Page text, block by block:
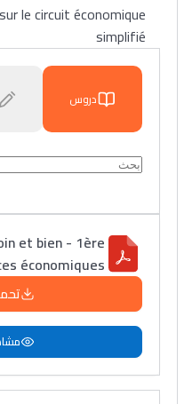
le circuit économique
simplifié
دروس
et bien - 1ère
économiques